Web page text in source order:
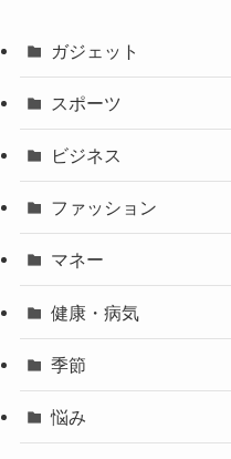
ガジェット
スポーツ
ビジネス
ファッション
マネー
健康・病気
季節
悩み